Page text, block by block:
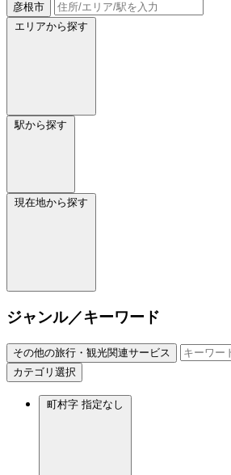
彦根市
エリアから探す
駅から探す
現在地から探す
ジャンル／キーワード
その他の旅行・観光関連サービス
カテゴリ選択
町村字 指定なし